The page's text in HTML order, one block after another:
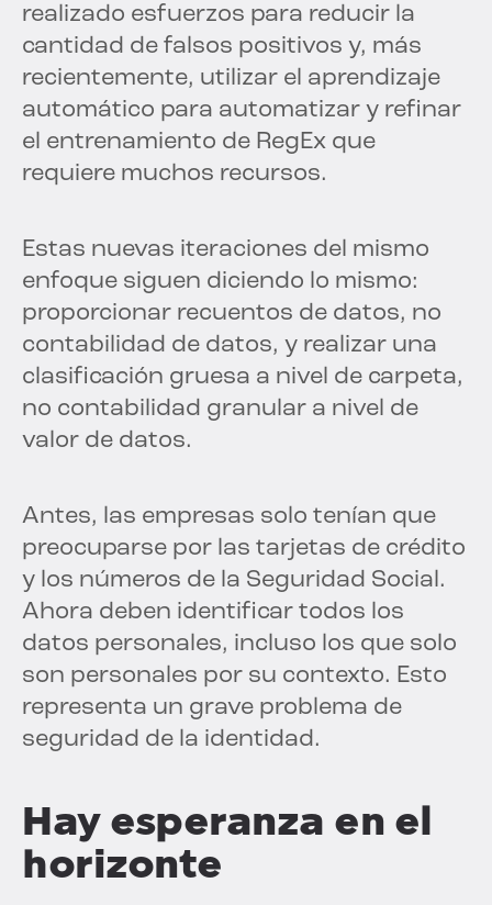
realizado esfuerzos para reducir la
cantidad de falsos positivos y, más
recientemente, utilizar el aprendizaje
automático para automatizar y refinar
el entrenamiento de RegEx que
requiere muchos recursos.
Estas nuevas iteraciones del mismo
enfoque siguen diciendo lo mismo:
proporcionar recuentos de datos, no
contabilidad de datos, y realizar una
clasificación gruesa a nivel de carpeta,
no contabilidad granular a nivel de
valor de datos.
Antes, las empresas solo tenían que
preocuparse por las tarjetas de crédito
y los números de la Seguridad Social.
Ahora deben identificar todos los
datos personales, incluso los que solo
son personales por su contexto. Esto
representa un grave problema de
seguridad de la identidad.
Hay esperanza en el
horizonte